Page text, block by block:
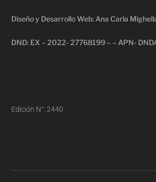
Diseño y Desarrollo Web: Ana Carla
DND: EX – 2022- 27768199 – – APN-
Edición N°: 2440